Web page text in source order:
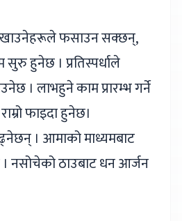
फसाउन सक्छन्,
हुनेछ । प्रतिस्पर्धाले
। लाभहुने काम प्रारम्भ गर्ने
फाइदा हुनेछ।
। आमाको माध्यमबाट
नसोचेको ठाउबाट धन आर्जन